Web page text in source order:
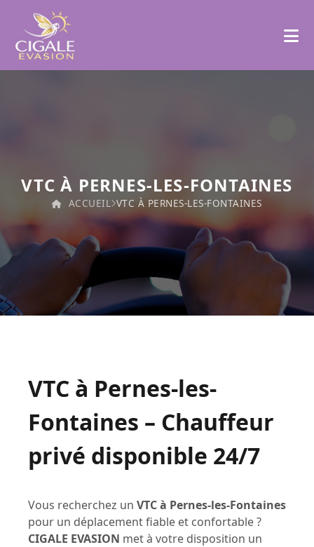
VTC À PERNES-LES-FONTAINES
ACCUEIL VTC À PERNES-LES-FONTAINES
VTC à Pernes-les-
Fontaines – Chauffeur
privé disponible 24/7
Vous recherchez un VTC à Pernes-les-Fontaines
pour un déplacement fiable et confortable ?
CIGALE EVASION met à votre disposition un